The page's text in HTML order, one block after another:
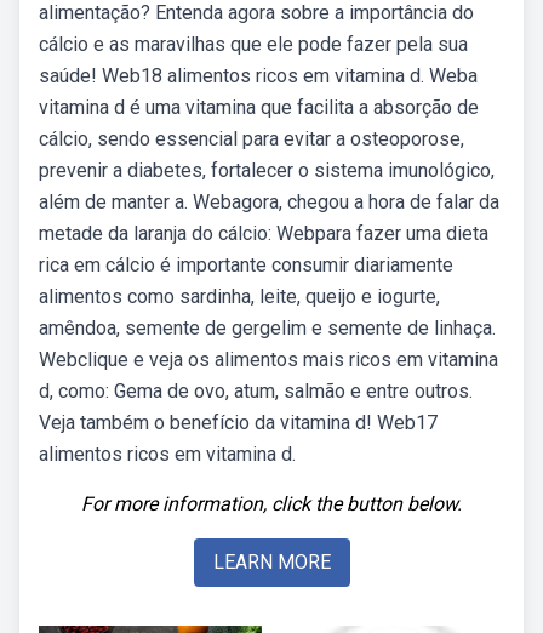
alimentação? Entenda agora sobre a importância do
cálcio e as maravilhas que ele pode fazer pela sua
saúde! Web18 alimentos ricos em vitamina d. Weba
vitamina d é uma vitamina que facilita a absorção de
cálcio, sendo essencial para evitar a osteoporose,
prevenir a diabetes, fortalecer o sistema imunológico,
além de manter a. Webagora, chegou a hora de falar da
metade da laranja do cálcio: Webpara fazer uma dieta
rica em cálcio é importante consumir diariamente
alimentos como sardinha, leite, queijo e iogurte,
amêndoa, semente de gergelim e semente de linhaça.
Webclique e veja os alimentos mais ricos em vitamina
d, como: Gema de ovo, atum, salmão e entre outros.
Veja também o benefício da vitamina d! Web17
alimentos ricos em vitamina d.
For more information, click the button below.
LEARN MORE